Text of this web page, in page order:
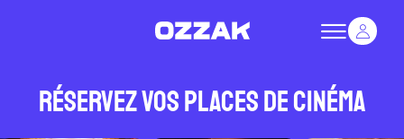
Réservez vos places de cinéma